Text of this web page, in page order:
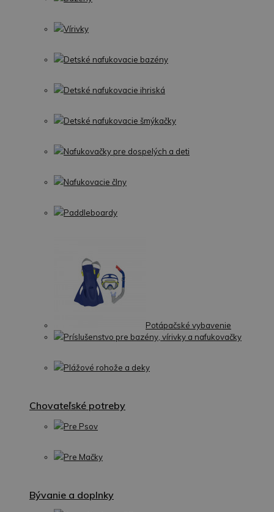
Vírivky
Detské nafukovacie bazény
Detské nafukovacie ihriská
Detské nafukovacie šmýkačky
Nafukovačky pre dospelých a deti
Nafukovacie člny
Paddleboardy
Potápačské vybavenie
Príslušenstvo pre bazény, vírivky a nafukovačky
Plážové rohože a deky
Chovateľské potreby
Pre Psov
Pre Mačky
Bývanie a doplnky